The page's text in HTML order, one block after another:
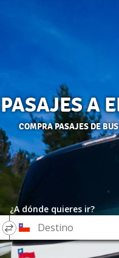
PASAJES A
COMPRA PASAJES DE
¿A dónde quieres ir?
*
Destino